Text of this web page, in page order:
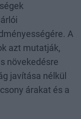
A
azt mutatják,
növekedésre
javítása nélkül
árakat és a